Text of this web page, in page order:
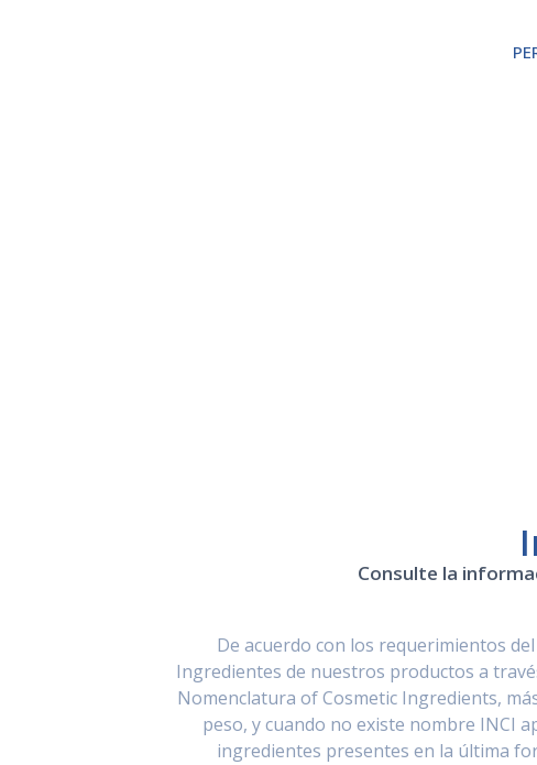
Consulte la
De acuerdo con los requerimientos
Ingredientes de nuestros productos a
Nomenclatura of Cosmetic Ingredients,
peso, y cuando no existe nombre INCI
ingredientes presentes en la última